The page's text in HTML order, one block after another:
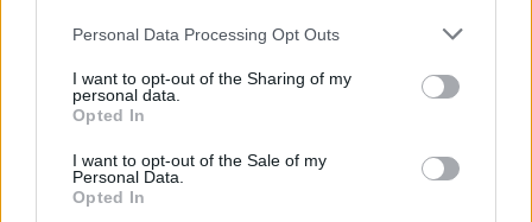
Personal Data Processing Opt Outs
I want to opt-out of the Sharing of my
personal data.
Opted In
I want to opt-out of the Sale of my
Personal Data.
Opted In